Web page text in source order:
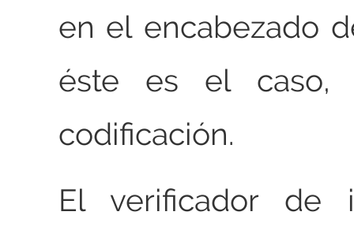
en el encabezado
éste es el caso,
codificación.
El verificador de